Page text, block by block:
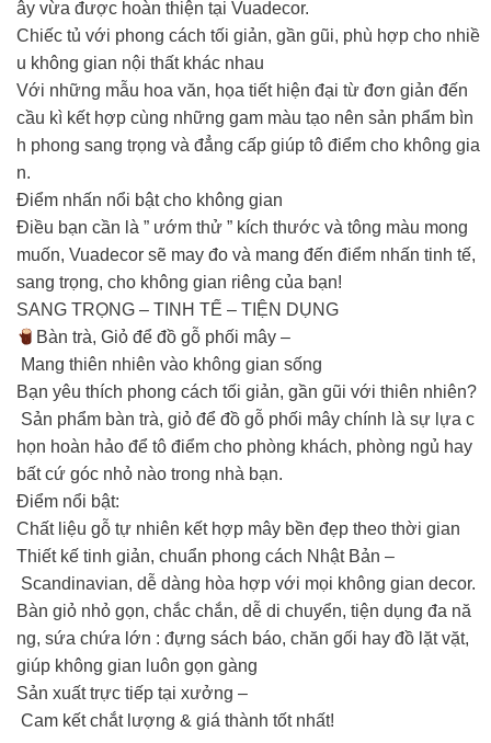
ây vừa được hoàn thiện tại Vuadecor.
️Chiếc tủ với phong cách tối giản, gần gũi, phù hợp cho nhiề
u không gian nội thất khác nhau️
Với những mẫu hoa văn, họa tiết hiện đại từ đơn giản đến
cầu kì kết hợp cùng những gam màu tạo nên sản phẩm bìn
h phong sang trọng và đẳng cấp giúp tô điểm cho không gia
n.
Điểm nhấn nổi bật cho không gian
Điều bạn cần là ” ướm thử ” kích thước và tông màu mong
muốn, Vuadecor sẽ may đo và mang đến điểm nhấn tinh tế,
sang trọng, cho không gian riêng của bạn!
SANG TRỌNG – TINH TẾ – TIỆN DỤNG
Bàn trà, Giỏ để đồ gỗ phối mây –
Mang thiên nhiên vào không gian sống
Bạn yêu thích phong cách tối giản, gần gũi với thiên nhiên?
Sản phẩm bàn trà, giỏ để đồ gỗ phối mây chính là sự lựa c
họn hoàn hảo để tô điểm cho phòng khách, phòng ngủ hay
bất cứ góc nhỏ nào trong nhà bạn.
Điểm nổi bật:
Chất liệu gỗ tự nhiên kết hợp mây bền đẹp theo thời gian
Thiết kế tinh giản, chuẩn phong cách Nhật Bản –
Scandinavian, dễ dàng hòa hợp với mọi không gian decor.
Bàn giỏ nhỏ gọn, chắc chắn, dễ di chuyển, tiện dụng đa nă
ng, sứa chứa lớn : đựng sách báo, chăn gối hay đồ lặt vặt,
giúp không gian luôn gọn gàng
Sản xuất trực tiếp tại xưởng –
Cam kết chắt lượng & giá thành tốt nhất!